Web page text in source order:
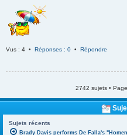
Vus : 4 • Réponses : 0 • Répondre
2742 sujets • Page
Sujets récents
Brady Davis performs De Falla's